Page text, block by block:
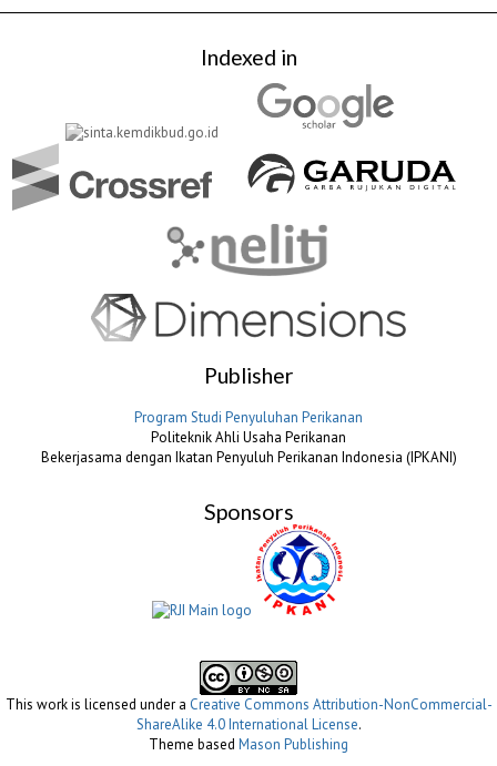
Indexed in
Publisher
Program Studi Penyuluhan Perikanan
Politeknik Ahli Usaha Perikanan
Bekerjasama dengan Ikatan Penyuluh Perikanan Indonesia (IPKANI)
Sponsors
This work is licensed under a Creative Commons Attribution-NonCommercial-
ShareAlike 4.0 International License.
Theme based Mason Publishing